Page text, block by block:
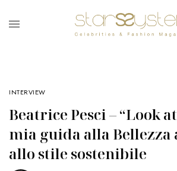
INTERVIEW
Beatrice Pesci – “Look
mia guida alla Bellezza
allo stile sostenibile